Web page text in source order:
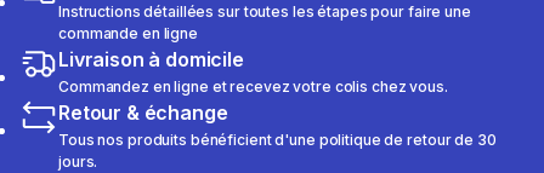
Instructions détaillées sur toutes les étapes pour faire une
commande en ligne
Livraison à domicile
Commandez en ligne et recevez votre colis chez vous.
Retour & échange
Tous nos produits bénéficient d'une politique de retour de 30
jours.